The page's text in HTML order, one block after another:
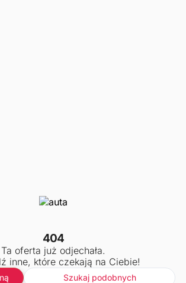
404
Ta oferta już odjechała.
inne, które czekają na Ciebie!
Szukaj podobnych